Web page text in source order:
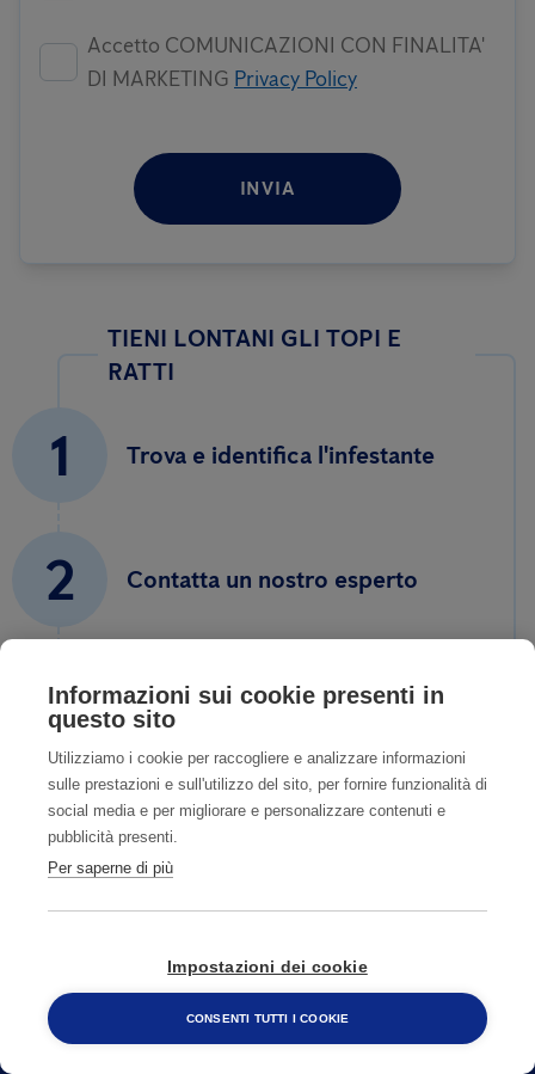
Accetto COMUNICAZIONI CON FINALITA'
DI MARKETING Privacy Policy
INVIA
TIENI LONTANI GLI TOPI E
RATTI
1 Trova e identifica l'infestante
2 Contatta un nostro esperto
3 Fissa un sopralluogo accurato
4
Ti aiutiamo a risolvere il
problema
800 482 320
Informazioni sui cookie presenti in
questo sito
Utilizziamo i cookie per raccogliere e analizzare informazioni
sulle prestazioni e sull'utilizzo del sito, per fornire funzionalità di
social media e per migliorare e personalizzare contenuti e
pubblicità presenti.
Per saperne di più
Impostazioni dei cookie
CONSENTI TUTTI I COOKIE